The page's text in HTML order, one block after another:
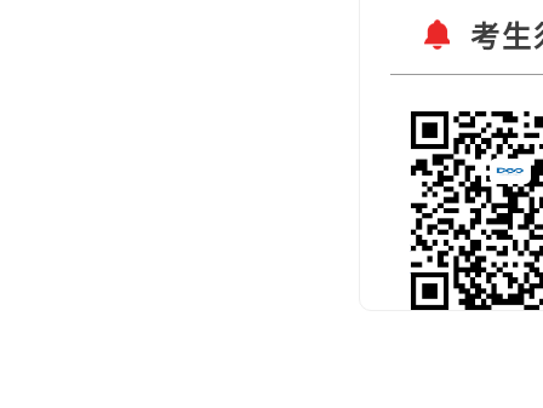
考生
扫码关注官
预约考试